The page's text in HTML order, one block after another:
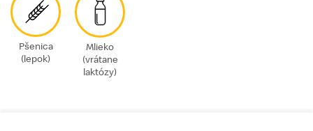
Pšenica
(lepok)
Mlieko
(vrátane
laktózy)